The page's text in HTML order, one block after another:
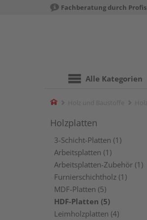
Fachberatung durch Profis
Alle Kategorien
Home
Holzplatten
3-Schicht-Platten (1)
Arbeitsplatten (1)
Arbeitsplatten-Zubehör (1)
Furnierschichtholz (1)
MDF-Platten (5)
HDF-Platten (5)
Leimholzplatten (4)